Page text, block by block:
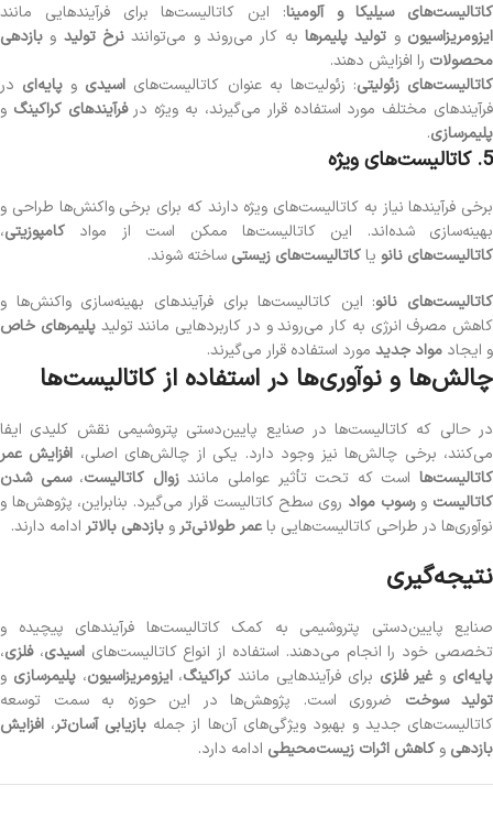
کاتالیست‌های سیلیکا و آلومینا: این کاتالیست‌ها برای فرآیندهایی مانند
ایزومریزاسیون و تولید پلیمرهابه کار می‌روند و می‌توانند نرخ تولید و بازدهی
محصولات را افزایش دهند.
کاتالیست‌های زئولیتی: زئولیت‌ها به عنوان کاتالیست‌های اسیدی و پایه‌ای در
فرآیندهای مختلف مورد استفاده قرار می‌گیرند، به ویژه درفرآیندهای کراکینگ و
پلیمرسازی.
5. کاتالیست‌های ویژه
برخی فرآیندها نیاز به کاتالیست‌های ویژه دارند که برای برخی واکنش‌ها طراحی و
بهینه‌سازی شده‌اند. این کاتالیست‌ها ممکن است از مواد کامپوزیتی،
کاتالیست‌های نانو یاکاتالیست‌های زیستی ساخته شوند.
کاتالیست‌های نانو: این کاتالیست‌ها برای فرآیندهای بهینه‌سازی واکنش‌ها و
کاهش مصرف انرژی به کار می‌روند و در کاربردهایی مانند تولیدپلیمرهای خاص
و ایجاد مواد جدید مورد استفاده قرار می‌گیرند.
چالش‌ها و نوآوری‌ها در استفاده از کاتالیست‌ها
در حالی که کاتالیست‌ها در صنایع پایین‌دستی پتروشیمی نقش کلیدی ایفا
می‌کنند، برخی چالش‌ها نیز وجود دارد. یکی از چالش‌های اصلی، افزایش عمر
کاتالیست‌هااست که تحت تأثیر عواملی مانندزوال کاتالیست،سمی شدن
کاتالیست ورسوب مواد روی سطح کاتالیست قرار می‌گیرد. بنابراین، پژوهش‌ها و
نوآوری‌ها در طراحی کاتالیست‌هایی باعمر طولانی‌تر و بازدهی بالاتر ادامه دارند.
نتیجه‌گیری
صنایع پایین‌دستی پتروشیمی به کمک کاتالیست‌ها فرآیندهای پیچیده و
تخصصی خود را انجام می‌دهند. استفاده از انواع کاتالیست‌هایاسیدی،فلزی،
پایه‌ای و غیر فلزی برای فرآیندهایی مانند کراکینگ،ایزومریزاسیون،پلیمرسازی و
تولید سوخت ضروری است. پژوهش‌ها در این حوزه به سمت توسعه
کاتالیست‌های جدید و بهبود ویژگی‌های آن‌ها از جمله بازیابی آسان‌تر، افزایش
بازدهی و کاهش اثرات زیست‌محیطی ادامه دارد.